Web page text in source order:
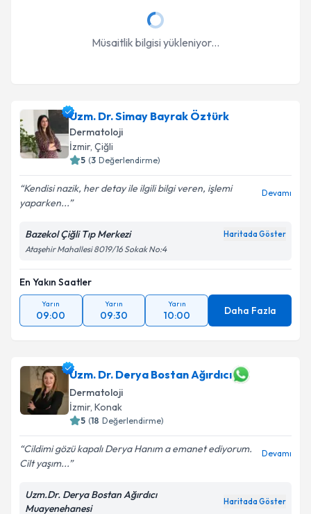
Müsaitlik bilgisi yükleniyor...
Uzm. Dr. Simay Bayrak Öztürk
Dermatoloji
İzmir, Çiğli
5 (3 Değerlendirme)
Kendisi nazik, her detay ile ilgili bilgi veren, işlemi
yaparken...
Devamı
Bazekol Çiğli Tıp Merkezi Haritada Göster
Ataşehir Mahallesi 8019/16 Sokak No:4
En Yakın Saatler
Yarın
09:00
Yarın
09:30
Yarın
10:00 Daha Fazla
Uzm. Dr. Derya Bostan Ağırdıcı
Dermatoloji
İzmir, Konak
5 (18 Değerlendirme)
Cildimi gözü kapalı Derya Hanım a emanet ediyorum.
Cilt yaşım...
Devamı
Uzm.Dr. Derya Bostan Ağırdıcı
Muayenehanesi
Haritada Göster